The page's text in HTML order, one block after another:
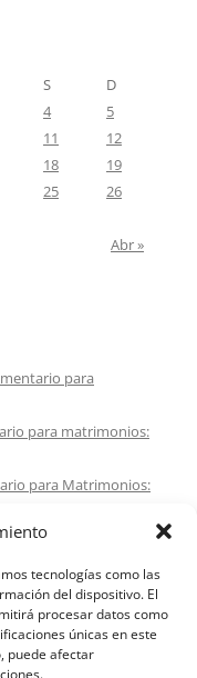
tecnologías como las
del dispositivo. El
procesar datos como
únicas en este
puede afectar
S
D
4
5
11
12
18
19
25
26
Abr »
para
para matrimonios:
para Matrimonios:
hacer? Comentario para
BUENOS AIRES